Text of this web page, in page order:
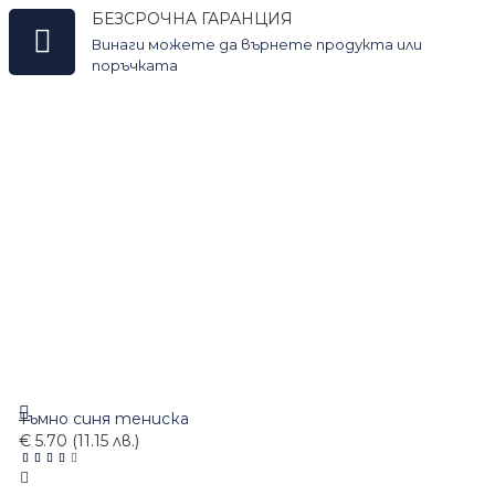
БЕЗСРОЧНА ГАРАНЦИЯ
Винаги можете да върнете продукта или
поръчката
Тъмно синя тениска
€ 5.70 (11.15 лв.)